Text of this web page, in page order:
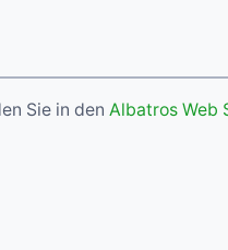
Sie in den Albatros Web